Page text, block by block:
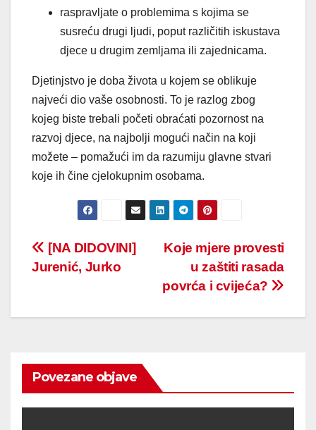
raspravljate o problemima s kojima se
susreću drugi ljudi, poput različitih iskustava
djece u drugim zemljama ili zajednicama.
Djetinjstvo je doba života u kojem se oblikuje
najveći dio vaše osobnosti. To je razlog zbog
kojeg biste trebali početi obraćati pozornost na
razvoj djece, na najbolji mogući način na koji
možete – pomažući im da razumiju glavne stvari
koje ih čine cjelokupnim osobama.
Post
navigation
Koje mjere provesti
u zaštiti rasada
povrća i cvijeća?
[NA DIDOVINI]
Jurenić, Jurko
Povezane objave